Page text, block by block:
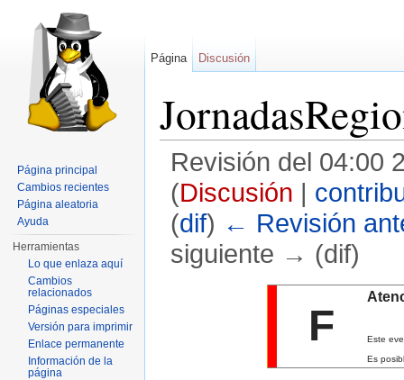
Revisión del 04:00
(Discusión |
(dif) ← Revisión
siguiente → (dif)
F
Este
Es
Página Discusión
Página principal
Cambios recientes
Página aleatoria
Ayuda
Herramientas
Lo que enlaza aquí
Cambios
relacionados
Páginas especiales
Versión para imprimir
Enlace permanente
Información de la
página